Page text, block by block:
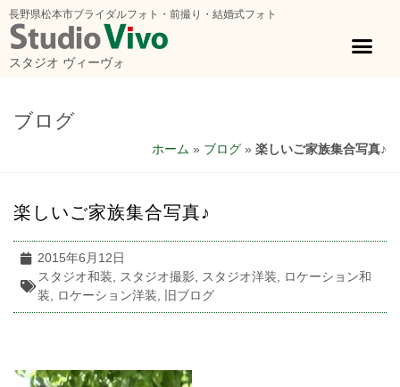
長野県松本市ブライダルフォト・前撮り・結婚式フォト
スタジオ ヴィーヴォ
ブログ
ホーム » ブログ » 楽しいご家族集合写真♪
楽しいご家族集合写真♪
2015年6月12日
スタジオ和装
スタジオ撮影 スタジオ洋装
ロケーション和
装
ロケーション洋装 旧ブログ